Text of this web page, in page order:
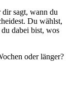
sagt, wann du
Du wählst,
dabei bist, wos
oder länger?